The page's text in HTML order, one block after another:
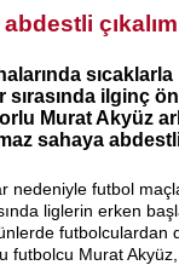
sırasında ilginç
Murat Akyüz
sahaya
nedeniyle futbol
liglerin erken
futbolculardan
futbolcu Murat